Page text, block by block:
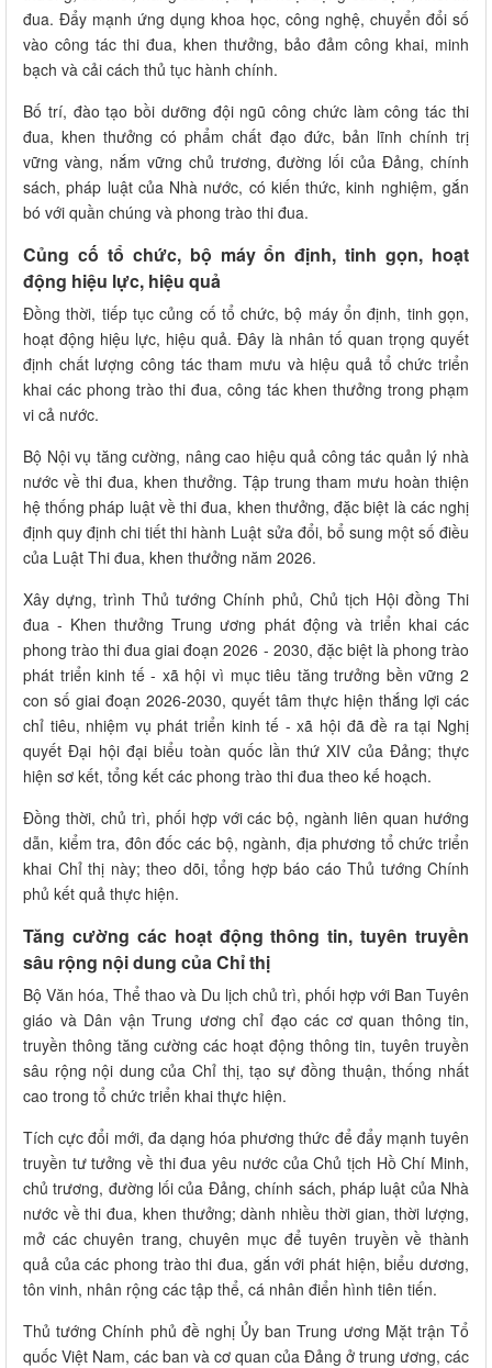
đua. Đẩy mạnh ứng dụng khoa học, công nghệ, chuyển đổi số
vào công tác thi đua, khen thưởng, bảo đảm công khai, minh
bạch và cải cách thủ tục hành chính.
Bố trí, đào tạo bồi dưỡng đội ngũ công chức làm công tác thi
đua, khen thưởng có phẩm chất đạo đức, bản lĩnh chính trị
vững vàng, nắm vững chủ trương, đường lối của Đảng, chính
sách, pháp luật của Nhà nước, có kiến thức, kinh nghiệm, gắn
bó với quần chúng và phong trào thi đua.
Củng cố tổ chức, bộ máy ổn định, tinh gọn, hoạt
động hiệu lực, hiệu quả
Đồng thời, tiếp tục củng cố tổ chức, bộ máy ổn định, tinh gọn,
hoạt động hiệu lực, hiệu quả. Đây là nhân tố quan trọng quyết
định chất lượng công tác tham mưu và hiệu quả tổ chức triển
khai các phong trào thi đua, công tác khen thưởng trong phạm
vi cả nước.
Bộ Nội vụ tăng cường, nâng cao hiệu quả công tác quản lý nhà
nước về thi đua, khen thưởng. Tập trung tham mưu hoàn thiện
hệ thống pháp luật về thi đua, khen thưởng, đặc biệt là các nghị
định quy định chi tiết thi hành Luật sửa đổi, bổ sung một số điều
của Luật Thi đua, khen thưởng năm 2026.
Xây dựng, trình Thủ tướng Chính phủ, Chủ tịch Hội đồng Thi
đua - Khen thưởng Trung ương phát động và triển khai các
phong trào thi đua giai đoạn 2026 - 2030, đặc biệt là phong trào
phát triển kinh tế - xã hội vì mục tiêu tăng trưởng bền vững 2
con số giai đoạn 2026-2030, quyết tâm thực hiện thắng lợi các
chỉ tiêu, nhiệm vụ phát triển kinh tế - xã hội đã đề ra tại Nghị
quyết Đại hội đại biểu toàn quốc lần thứ XIV của Đảng; thực
hiện sơ kết, tổng kết các phong trào thi đua theo kế hoạch.
Đồng thời, chủ trì, phối hợp với các bộ, ngành liên quan hướng
dẫn, kiểm tra, đôn đốc các bộ, ngành, địa phương tổ chức triển
khai Chỉ thị này; theo dõi, tổng hợp báo cáo Thủ tướng Chính
phủ kết quả thực hiện.
Tăng cường các hoạt động thông tin, tuyên truyền
sâu rộng nội dung của Chỉ thị
Bộ Văn hóa, Thể thao và Du lịch chủ trì, phối hợp với Ban Tuyên
giáo và Dân vận Trung ương chỉ đạo các cơ quan thông tin,
truyền thông tăng cường các hoạt động thông tin, tuyên truyền
sâu rộng nội dung của Chỉ thị, tạo sự đồng thuận, thống nhất
cao trong tổ chức triển khai thực hiện.
Tích cực đổi mới, đa dạng hóa phương thức để đẩy mạnh tuyên
truyền tư tưởng về thi đua yêu nước của Chủ tịch Hồ Chí Minh,
chủ trương, đường lối của Đảng, chính sách, pháp luật của Nhà
nước về thi đua, khen thưởng; dành nhiều thời gian, thời lượng,
mở các chuyên trang, chuyên mục để tuyên truyền về thành
quả của các phong trào thi đua, gắn với phát hiện, biểu dương,
tôn vinh, nhân rộng các tập thể, cá nhân điển hình tiên tiến.
Thủ tướng Chính phủ đề nghị Ủy ban Trung ương Mặt trận Tổ
quốc Việt Nam, các ban và cơ quan của Đảng ở trung ương, các